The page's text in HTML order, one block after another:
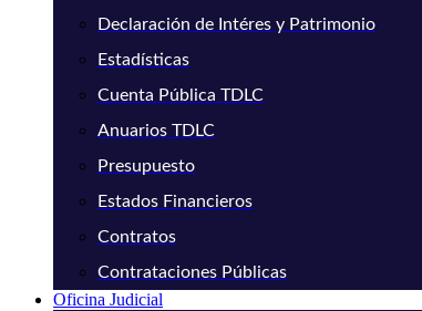
Declaración de Intéres y Patrimonio
Estadísticas
Cuenta Pública TDLC
Anuarios TDLC
Presupuesto
Estados Financieros
Contratos
Contrataciones Públicas
Oficina Judicial